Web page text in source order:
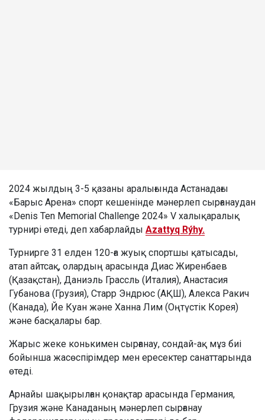
2024 жылдың 3-5 қазаны аралығында Астанадағы
«Барыс Арена» спорт кешенінде мәнерлеп сырғанаудан
«Denis Ten Memorial Challenge 2024» V халықаралық
турнирі өтеді, деп хабарлайды Azattyq Rýhy.
Турнирге 31 елден 120-ға жуық спортшы қатысады,
атап айтсақ, олардың арасында Диас Жиренбаев
(Қазақстан), Даниэль Грассль (Италия), Анастасия
Губанова (Грузия), Старр Эндрюс (АҚШ), Алекса Ракич
(Канада), Йе Куан және Ханна Лим (Оңтүстік Корея)
және басқалары бар.
Жарыс жеке конькимен сырғанау, сондай-ақ мұз биі
бойынша жасөспірімдер мен ересектер санаттарында
өтеді.
Арнайы шақырылған қонақтар арасында Германия,
Грузия және Канаданың мәнерлеп сырғанау